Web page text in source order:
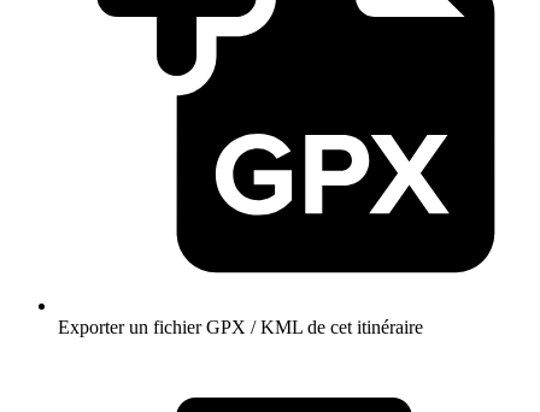
Exporter un fichier GPX / KML de cet itinéraire